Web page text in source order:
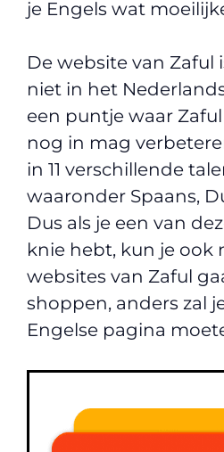
je Engels wat
De website van Zaful
niet in het
een puntje waar
nog in mag
in 11 verschillende
waaronder Spaans,
Dus als je een van
knie hebt, kun je ook
websites van Zaful
shoppen, anders zal
Engelse pagina